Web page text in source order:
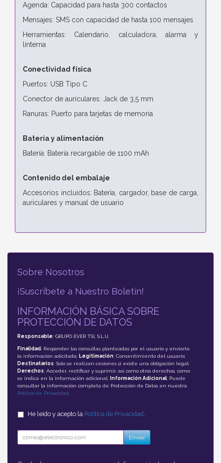
Agenda: Capacidad para hasta 300 contactos
Mensajes: SMS con capacidad de hasta 100 mensajes
Herramientas: Calendario, calculadora, alarma y
linterna
Conectividad física
Puertos: USB Tipo C
Conector de auriculares: Jack de 3,5 mm
Ranuras: Puerto para tarjetas de memoria
Batería y alimentación
Batería: Batería recargable de 1100 mAh
Contenido del embalaje
Accesorios incluidos: Batería, cargador, base de carga,
auriculares y manual de usuario
Sobre Nosotros
¡Suscríbete a Nuestro Boletín!
INFORMACIÓN BÁSICA SOBRE
PROTECCIÓN DE DATOS
Responsable: GRUPO EVER TSI, S.L.U.
Finalidad: Responder las consultas planteadas por el usuario y enviarle
la información solicitada; Legitimación: Consentimiento del usuario;
Destinatarios: Solo se realizan cesiones si existe una obligación legal;
Derechos: Acceder, rectificar y suprimir, así como otros derechos, como
se indica en la información adicional;
Información Adicional: Puede
consultar la información completa de Protección de Datos en nuestra
Política de Privacidad
He leído y acepto la Política de Privacidad
Enviar